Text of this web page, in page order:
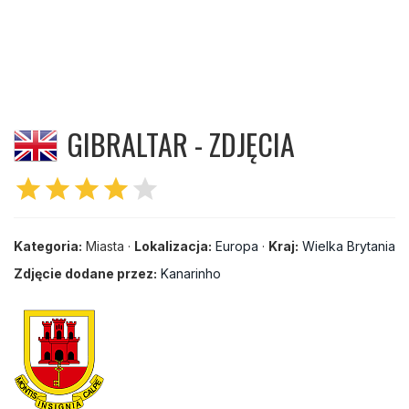
GIBRALTAR - ZDJĘCIA
starstarstarstar star
Kategoria: Miasta · Lokalizacja: Europa · Kraj: Wielka Brytania
Zdjęcie dodane przez: Kanarinho